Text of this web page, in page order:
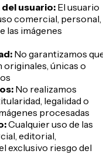
usuario: El usuario
comercial, personal,
las imágenes
No garantizamos
originales, únicas o
No realizamos
legalidad o
procesadas
Cualquier uso de las
editorial,
exclusivo riesgo del